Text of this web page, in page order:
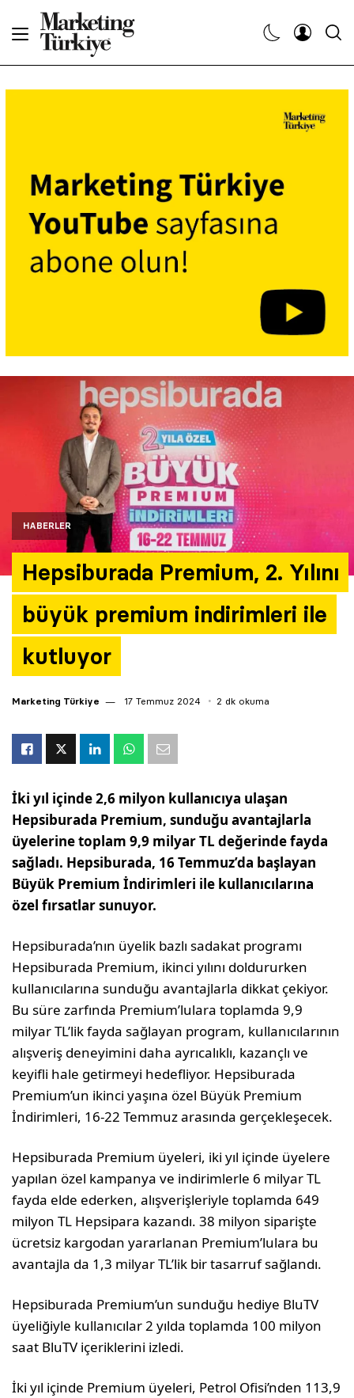
HABERLER
Hepsiburada Premium, 2. Yılını
büyük premium indirimleri ile
kutluyor
Marketing Türkiye 17 Temmuz 2024 2 dk okuma
İki yıl içinde 2,6 milyon kullanıcıya ulaşan
Hepsiburada Premium, sunduğu avantajlarla
üyelerine toplam 9,9 milyar TL değerinde fayda
sağladı. Hepsiburada, 16 Temmuz’da başlayan
Büyük Premium İndirimleri ile kullanıcılarına
özel fırsatlar sunuyor.
Hepsiburada’nın üyelik bazlı sadakat programı
Hepsiburada Premium, ikinci yılını doldururken
kullanıcılarına sunduğu avantajlarla dikkat çekiyor.
Bu süre zarfında Premium’lulara toplamda 9,9
milyar TL’lik fayda sağlayan program, kullanıcılarının
alışveriş deneyimini daha ayrıcalıklı, kazançlı ve
keyifli hale getirmeyi hedefliyor. Hepsiburada
Premium’un ikinci yaşına özel Büyük Premium
İndirimleri, 16-22 Temmuz arasında gerçekleşecek.
Hepsiburada Premium üyeleri, iki yıl içinde üyelere
yapılan özel kampanya ve indirimlerle 6 milyar TL
fayda elde ederken, alışverişleriyle toplamda 649
milyon TL Hepsipara kazandı. 38 milyon siparişte
ücretsiz kargodan yararlanan Premium’lulara bu
avantajla da 1,3 milyar TL’lik bir tasarruf sağlandı.
Hepsiburada Premium’un sunduğu hediye BluTV
üyeliğiyle kullanıcılar 2 yılda toplamda 100 milyon
saat BluTV içeriklerini izledi.
İki yıl içinde Premium üyeleri, Petrol Ofisi’nden 113,9
Dergiler
Etkinlikler